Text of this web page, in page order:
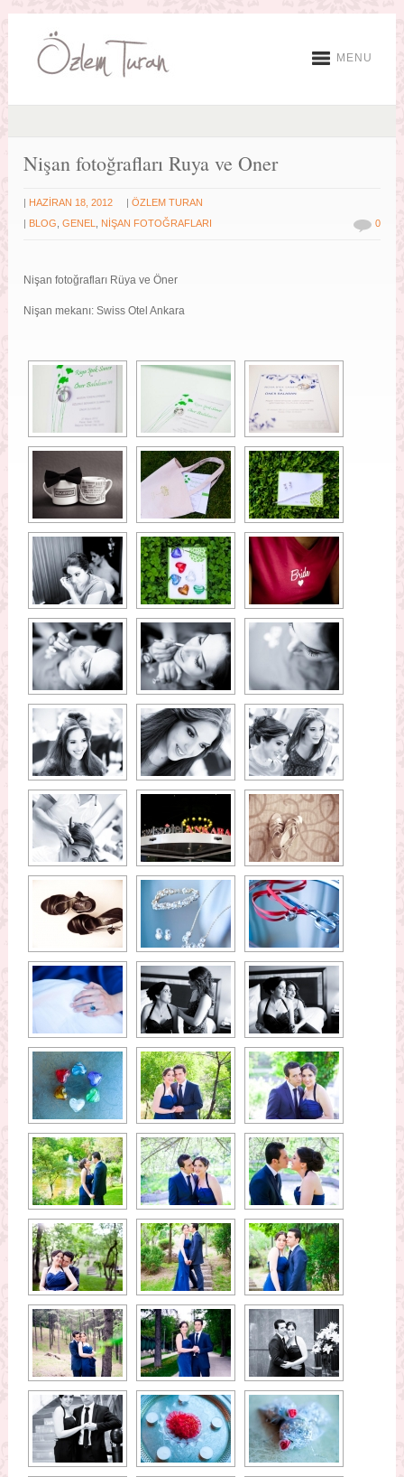
MENU
Nişan fotoğrafları Ruya ve Oner
| HAZIRAN 18, 2012 |ÖZLEM TURAN
| BLOG ,GENEL NIŞAN FOTOĞRAFLARI 0
Nişan fotoğrafları Rüya ve Öner
Nişan mekanı: Swiss Otel Ankara